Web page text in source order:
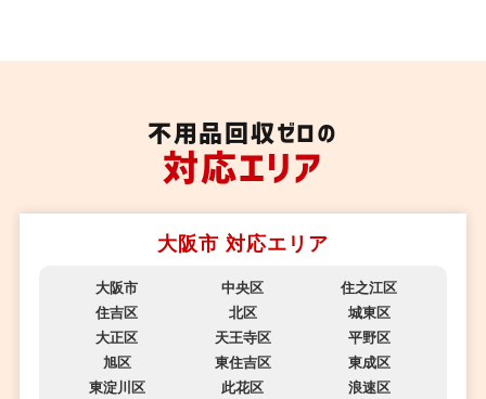
不用品回収ゼロの
対応エリア
大阪市 対応エリア
大阪市 中央区
住之江区
住吉区
北区
城東区
大正区
天王寺区
平野区
旭区
東住吉区
東成区
東淀川区
此花区
浪速区